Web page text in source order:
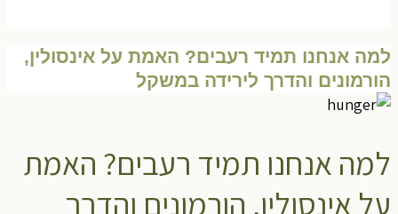
למה אנחנו תמיד רעבים? האמת על אינסולין,
הורמונים והדרך לירידה במשקל
למה אנחנו תמיד רעבים? האמת
על אינסולין, הורמונים והדרך